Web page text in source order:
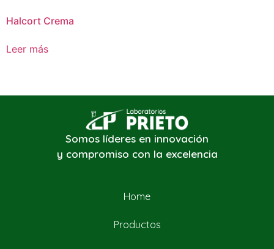
Halcort Crema
Leer más
Somos líderes en innovación
y compromiso con la excelencia
Home
Productos